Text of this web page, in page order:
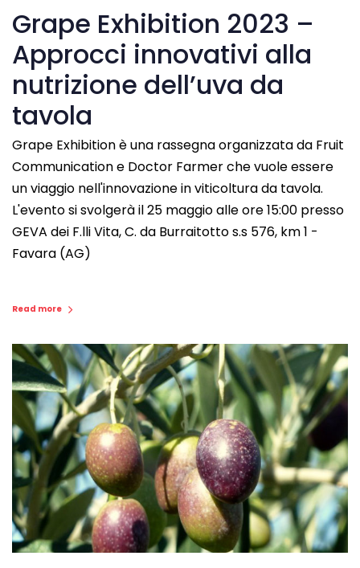
Grape Exhibition 2023 –
Approcci innovativi alla
nutrizione dell’uva da
tavola
Grape Exhibition è una rassegna organizzata da Fruit
Communication e Doctor Farmer che vuole essere
un viaggio nell'innovazione in viticoltura da tavola.
L'evento si svolgerà il 25 maggio alle ore 15:00 presso
GEVA dei F.lli Vita, C. da Burraitotto s.s 576, km 1 -
Favara (AG)
Read more